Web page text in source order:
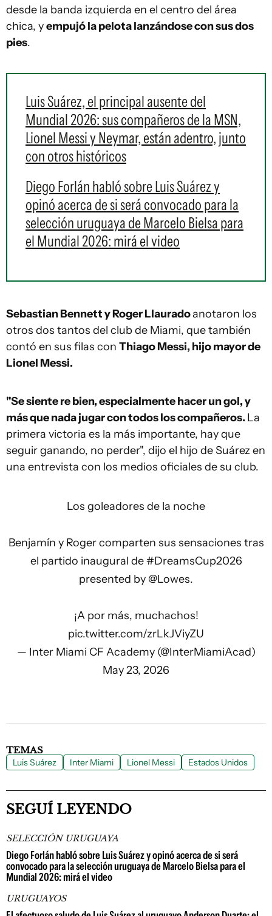
desde la banda izquierda en el centro del área
chica, yempujó la pelota lanzándose con sus dos
pies.
Luis Suárez, el principal ausente del
Mundial 2026: sus compañeros de la MSN,
Lionel Messi y Neymar, están adentro, junto
con otros históricos
Diego Forlán habló sobre Luis Suárez y
opinó acerca de si será convocado para la
selección uruguaya de Marcelo Bielsa para
el Mundial 2026: mirá el video
Sebastian Bennett y Roger Llauradoanotaron los
otros dos tantos del club de Miami, que también
contó en sus filas con Thiago Messi, hijo mayor de
Lionel Messi.
"Se siente re bien, especialmente hacer un gol, y
más que nada jugar con todos los compañeros. La
primera victoria es la más importante, hay que
seguir ganando, no perder", dijo el hijo de Suárez en
una entrevista con los medios oficiales de su club.
Los goleadores de la noche
Benjamín y Roger comparten sus sensaciones tras
el partido inaugural de#DreamsCup2026
presented by @Lowes.
¡A por más, muchachos!
pic.twitter.com/zrLkJViyZU
— Inter Miami CF Academy (@InterMiamiAcad)
May 23, 2026
TEMAS
Luis Suárez Inter Miami Lionel Messi Estados Unidos
SEGUÍ LEYENDO
SELECCIÓN URUGUAYA
Diego Forlán habló sobre Luis Suárez y opinó acerca de si será
convocado para la selección uruguaya de Marcelo Bielsa para el
Mundial 2026: mirá el video
URUGUAYOS